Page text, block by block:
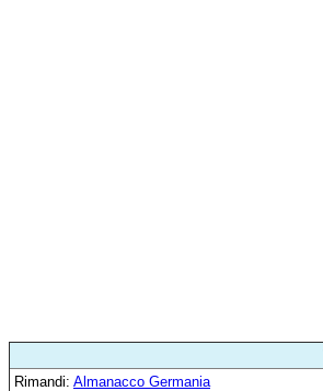
Rimandi: Almanacco Germania